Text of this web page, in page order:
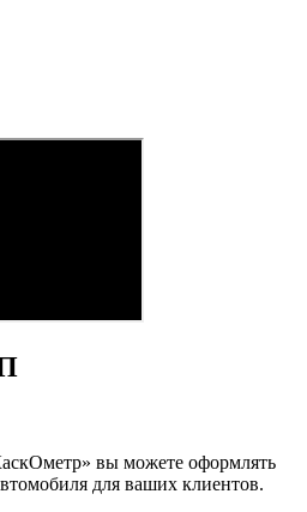
вы можете оформлять
для ваших клиентов.